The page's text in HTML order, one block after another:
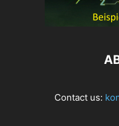
Contact us: